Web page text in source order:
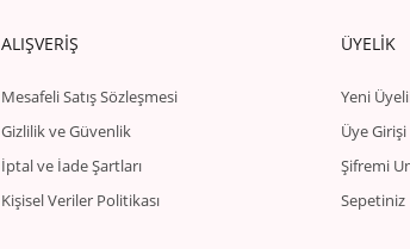
ALIŞVERİŞ
Mesafeli Satış Sözleşmesi
Gizlilik ve Güvenlik
İptal ve İade Şartları
Kişisel Veriler Politikası
ÜYELİK
Yeni
Üye Girişi
Şifremi
Sepetiniz